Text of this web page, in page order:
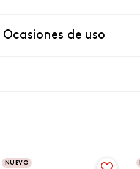
Ocasiones de uso
NUEVO